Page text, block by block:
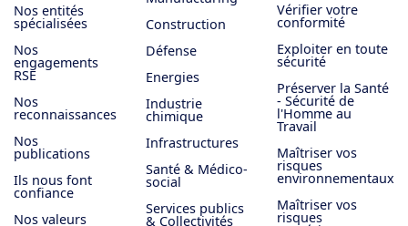
Nos entités
spécialisées
Nos
engagements
RSE
Nos
reconnaissances
Nos
publications
Ils nous font
confiance
Nos valeurs
Construction
Défense
Energies
Industrie
chimique
Infrastructures
Santé & Médico-
social
Services publics
& Collectivités
Vérifier votre
conformité
Exploiter en toute
sécurité
Préserver la Santé
- Sécurité de
l'Homme au
Travail
Maîtriser vos
risques
environnementaux
Maîtriser vos
risques